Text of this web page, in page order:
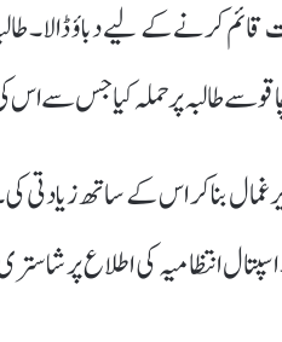
کرنے کے لیے دباؤ ڈالا۔
سے طالبہ پر حملہ کیا جس سے
بنا کر اس کے ساتھ زیادتی
انتظامیہ کی اطلاع پر